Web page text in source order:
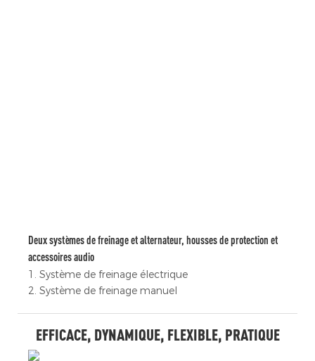
Deux systèmes de freinage et alternateur, housses de protection et
accessoires audio
1. Système de freinage électrique
2. Système de freinage manuel
EFFICACE, DYNAMIQUE, FLEXIBLE, PRATIQUE